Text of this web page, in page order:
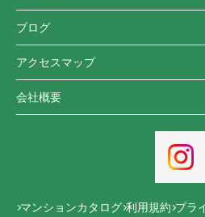
ブログ
アクセスマップ
会社概要
マンションカタログ 利用規約 プラ